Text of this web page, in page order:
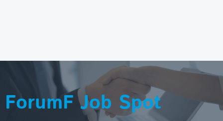
ForumF Job Spot